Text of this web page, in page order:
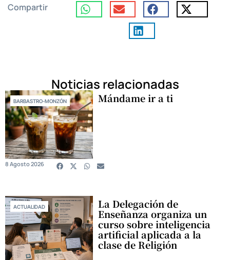
Compartir
Noticias relacionadas
BARBASTRO-MONZÓN Mándame ir a ti
8 Agosto 2026
ACTUALIDAD La Delegación de
Enseñanza organiza un
curso sobre inteligencia
artificial aplicada a la
clase de Religión